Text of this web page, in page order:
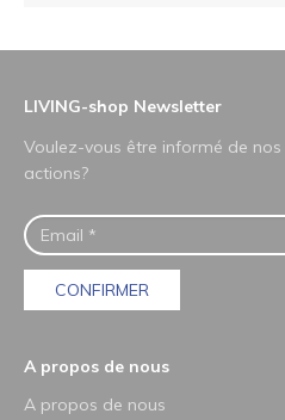
LIVING-shop Newsletter
Voulez-vous être informé de
actions?
CONFIRMER
A propos de nous
A propos de nous